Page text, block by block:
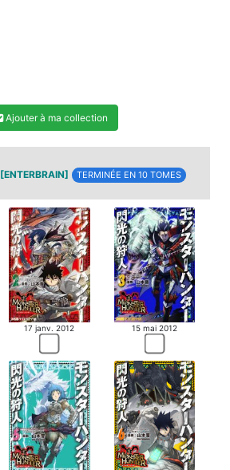
Ajouter à ma collection
[ENTERBRAIN] TERMINÉE EN 10 TOMES
17 janv. 2012 15 mai 2012